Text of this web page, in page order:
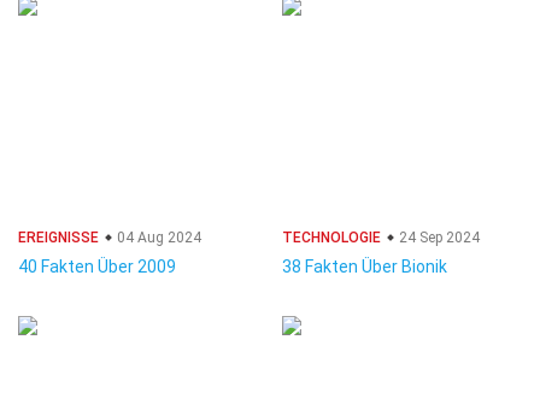
EREIGNISSE 04 Aug 2024
40 Fakten Über 2009
TECHNOLOGIE 24 Sep 2024
38 Fakten Über Bionik